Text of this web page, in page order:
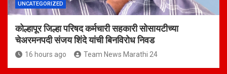
UNCATEGORIZED
कोल्हापूर जिल्हा परिषद कर्मचारी सहकारी सोसायटीच्या
चेअरमनपदी संजय शिंदे यांची बिनविरोध निवड
16 hours ago Team News Marathi 24